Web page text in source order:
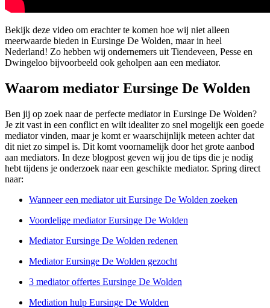
Bekijk deze video om erachter te komen hoe wij niet alleen
meerwaarde bieden in Eursinge De Wolden, maar in heel
Nederland! Zo hebben wij ondernemers uit Tiendeveen, Pesse en
Dwingeloo bijvoorbeeld ook geholpen aan een mediator.
Waarom mediator Eursinge De Wolden
Ben jij op zoek naar de perfecte mediator in Eursinge De Wolden?
Je zit vast in een conflict en wilt idealiter zo snel mogelijk een goede
mediator vinden, maar je komt er waarschijnlijk meteen achter dat
dit niet zo simpel is. Dit komt voornamelijk door het grote aanbod
aan mediators. In deze blogpost geven wij jou de tips die je nodig
hebt tijdens je onderzoek naar een geschikte mediator. Spring direct
naar:
Wanneer een mediator uit Eursinge De Wolden zoeken
Voordelige mediator Eursinge De Wolden
Mediator Eursinge De Wolden redenen
Mediator Eursinge De Wolden gezocht
3 mediator offertes Eursinge De Wolden
Mediation hulp Eursinge De Wolden